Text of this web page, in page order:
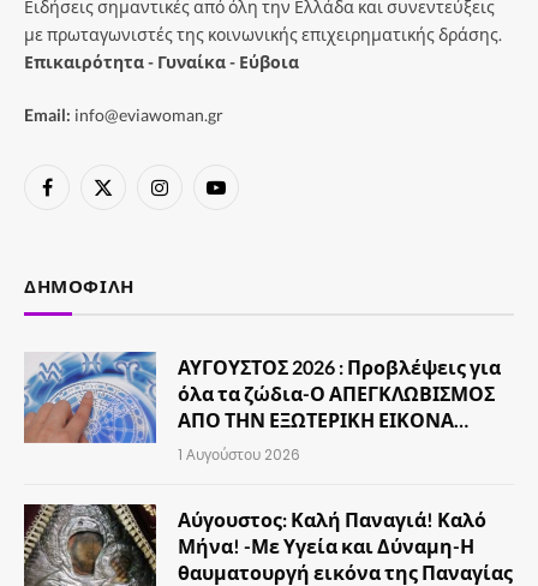
Ειδήσεις σημαντικές από όλη την Ελλάδα και συνεντεύξεις
με πρωταγωνιστές της κοινωνικής επιχειρηματικής δράσης.
Επικαιρότητα - Γυναίκα - Εύβοια
Email: info@eviawoman.gr
Facebook
X
InstagramYouTube
ΔΗΜΟΦΙΛΉ
ΑΥΓΟΥΣΤΟΣ 2026 : Προβλέψεις για
όλα τα ζώδια-Ο ΑΠΕΓΚΛΩΒΙΣΜΟΣ
ΑΠΟ ΤΗΝ ΕΞΩΤΕΡΙΚΗ ΕΙΚΟΝΑ…
1 Αυγούστου 2026
Αύγουστος: Καλή Παναγιά! Καλό
Μήνα! -Με Υγεία και Δύναμη-Η
θαυματουργή εικόνα της Παναγίας